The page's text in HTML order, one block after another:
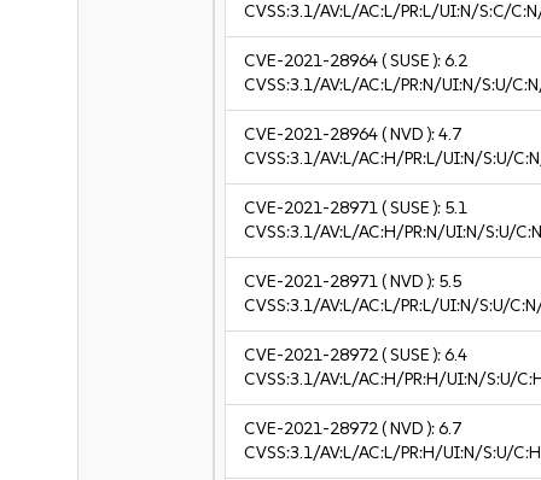
CVSS:3.1/AV:L/AC:L/PR:L/UI:N/S:C/
CVE-2021-28964( SUSE ):6.2
CVSS:3.1/AV:L/AC:L/PR:N/UI:N/S:U/
CVE-2021-28964( NVD ):4.7
CVSS:3.1/AV:L/AC:H/PR:L/UI:N/S:U/
CVE-2021-28971( SUSE ): 5.1
CVSS:3.1/AV:L/AC:H/PR:N/UI:N/S:U/
CVE-2021-28971( NVD ): 5.5
CVSS:3.1/AV:L/AC:L/PR:L/UI:N/S:U/
CVE-2021-28972( SUSE ):6.4
CVSS:3.1/AV:L/AC:H/PR:H/UI:N/S:U/
CVE-2021-28972( NVD ):6.7
CVSS:3.1/AV:L/AC:L/PR:H/UI:N/S:U/